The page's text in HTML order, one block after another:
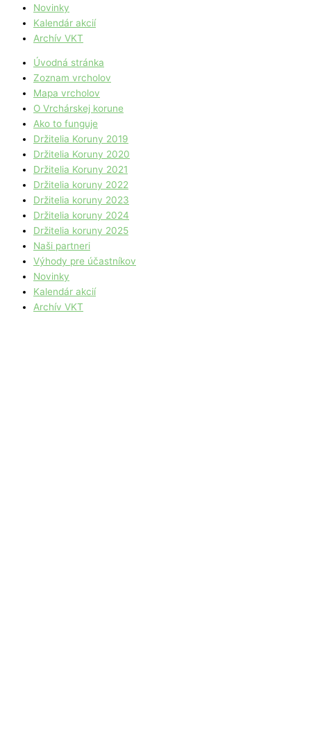
Novinky
Kalendár akcií
Archív VKT
Úvodná stránka
Zoznam vrcholov
Mapa vrcholov
O Vrchárskej korune
Ako to funguje
Držitelia Koruny 2019
Držitelia Koruny 2020
Držitelia Koruny 2021
Držitelia koruny 2022
Držitelia koruny 2023
Držitelia koruny 2024
Držitelia koruny 2025
Naši partneri
Výhody pre účastníkov
Novinky
Kalendár akcií
Archív VKT